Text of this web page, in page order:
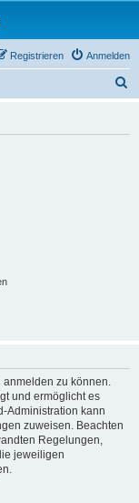
Anmelden
Registrieren
zu können.
und ermöglicht es
Administration kann
zuweisen. Beachten
Regelungen,
jeweiligen